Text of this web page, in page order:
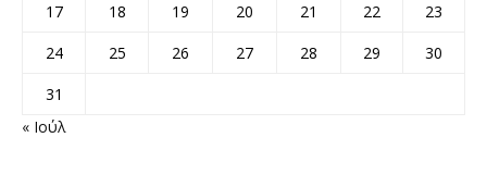
17
18 19 20 21 22
23
24
25 26 27 28 29
30
31
« Ιούλ